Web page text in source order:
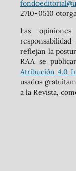
2710-0510
Las
reflejan la
RAA se
Atribución 4.0
usados
a la Revista,